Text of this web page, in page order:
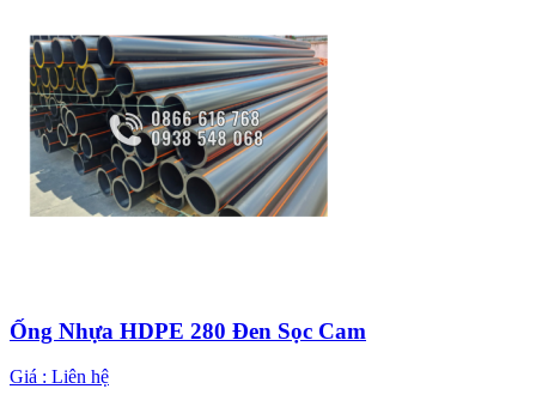
Ống Nhựa HDPE 280 Đen Sọc Cam
Giá : Liên hệ